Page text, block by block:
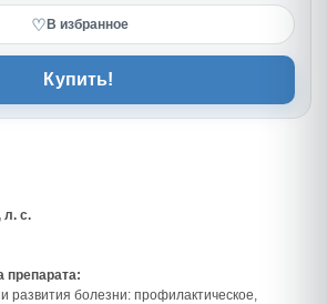
♡ В избранное
Купить!
л. с.
препарата:
развития болезни: профилактическое,